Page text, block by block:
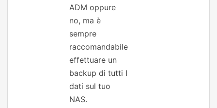
ADM oppure
no, ma è
sempre
raccomandabile
effettuare un
backup di tutti I
dati sul tuo
NAS.